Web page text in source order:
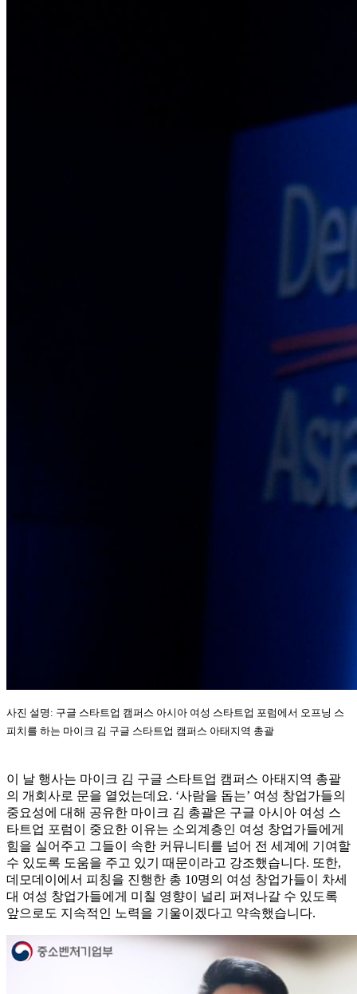
사진 설명: 구글 스타트업 캠퍼스 아시아 여성 스타트업 포럼에서 오프닝 스
피치를 하는 마이크 김 구글 스타트업 캠퍼스 아태지역 총괄
이 날 행사는 마이크 김 구글 스타트업 캠퍼스 아태지역 총괄
의 개회사로 문을 열었는데요. ‘사람을 돕는’ 여성 창업가들의
중요성에 대해 공유한 마이크 김 총괄은 구글 아시아 여성 스
타트업 포럼이 중요한 이유는 소외계층인 여성 창업가들에게
힘을 실어주고 그들이 속한 커뮤니티를 넘어 전 세계에 기여할
수 있도록 도움을 주고 있기 때문이라고 강조했습니다. 또한,
데모데이에서 피칭을 진행한 총 10명의 여성 창업가들이 차세
대 여성 창업가들에게 미칠 영향이 널리 퍼져나갈 수 있도록
앞으로도 지속적인 노력을 기울이겠다고 약속했습니다.